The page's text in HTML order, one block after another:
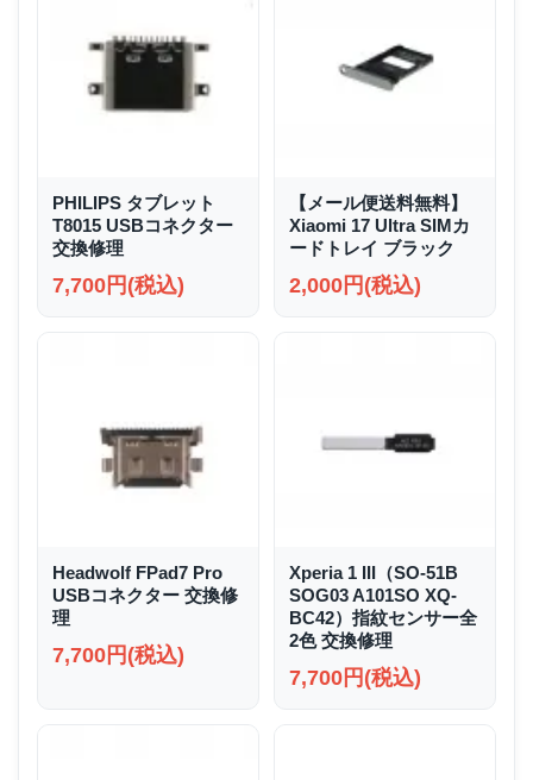
PHILIPS タブレット
T8015 USBコネクター
交換修理
7,700円(税込)
【メール便送料無料】
Xiaomi 17 Ultra SIMカ
ードトレイ ブラック
2,000円(税込)
Headwolf FPad7 Pro
USBコネクター 交換修
理
7,700円(税込)
Xperia 1 III（SO-51B
SOG03 A101SO XQ-
BC42）指紋センサー全
2色 交換修理
7,700円(税込)